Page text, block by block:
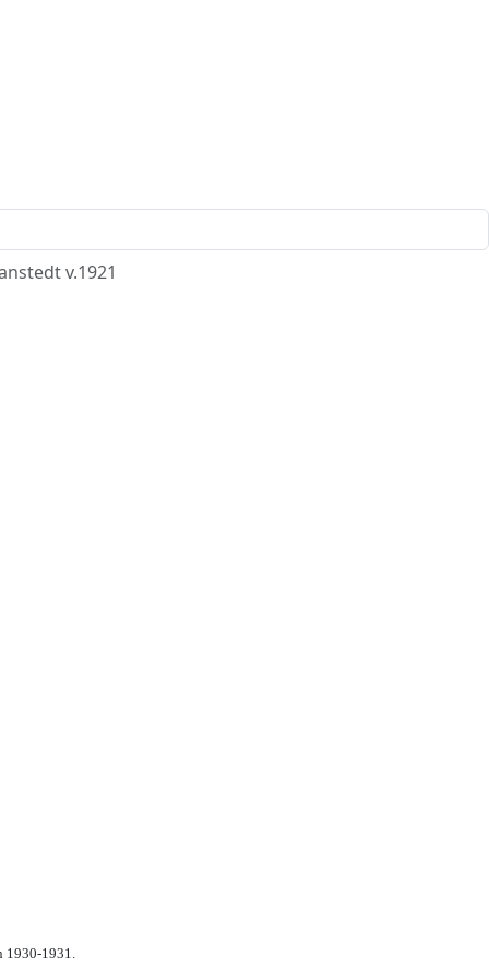
v.1921
1931.